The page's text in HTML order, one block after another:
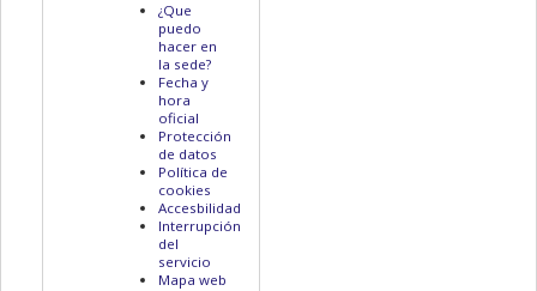
¿Que
puedo
hacer en
la sede?
Fecha y
hora
oficial
Protección
de datos
Política de
cookies
Accesbilidad
Interrupción
del
servicio
Mapa web